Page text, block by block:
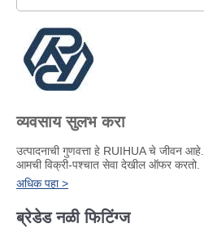
व्यवसाय सुलभ करा
उत्पादनाची गुणवत्ता हे RUIHUA चे जीवन
आमची विक्री-पश्चात सेवा देखील ऑफर करतो.
अधिक पहा >
ब्रेडेड नळी फिटिंग्ज